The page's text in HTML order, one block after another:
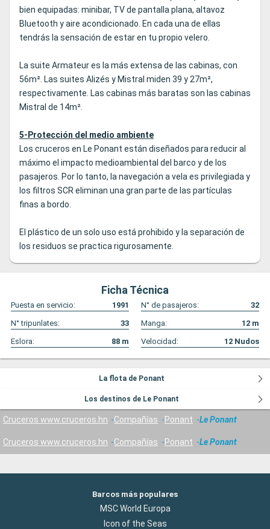
bien equipadas: minibar, TV de pantalla plana, altavoz
Bluetooth y aire acondicionado. En cada una de ellas
tendrás la sensación de estar en tu propio velero.
La suite Armateur es la más extensa de las cabinas, con
56m². Las suites Alizés y Mistral miden 39 y 27m²,
respectivamente. Las cabinas más baratas son las cabinas
Mistral de 14m².
5-Protección del medio ambiente
Los cruceros en Le Ponant están diseñados para reducir al
máximo el impacto medioambiental del barco y de los
pasajeros. Por lo tanto, la navegación a vela es privilegiada y
los filtros SCR eliminan una gran parte de las partículas
finas a bordo.
El plástico de un solo uso está prohibido y la separación de
los residuos se practica rigurosamente.
Ficha Técnica
Puesta en servicio: 1991 N° de pasajeros:
32
N° tripunlates:
33 Manga: 12 m
Eslora:
88 m Velocidad: 12 Nudos
La flota de Ponant
Los destinos de Le Ponant
Cruceros www.cruceros.hn Compañías Ponant Le Ponant
Cruceros www.cruceros.hn Compañías Ponant Le Ponant
Barcos más populares
MSC World Europa
Icon of the Seas